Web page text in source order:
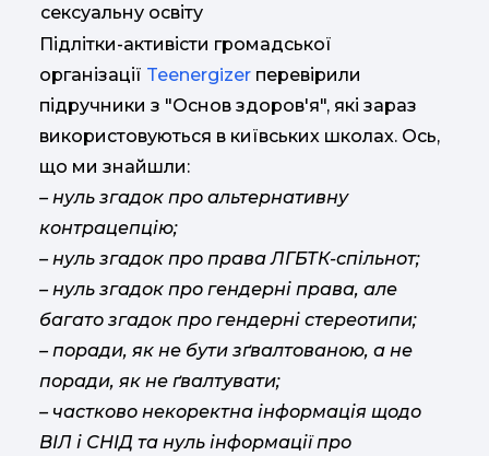
сексуальну освіту
Підлітки-активісти громадської
організації Teenergizer перевірили
підручники з "Основ здоров'я", які зараз
використовуються в київських школах. Ось,
що ми знайшли:
– нуль згадок про альтернативну
контрацепцію;
– нуль згадок про права ЛГБТК-спільнот;
– нуль згадок про гендерні права, але
багато згадок про гендерні стереотипи;
– поради, як не бути зґвалтованою, а не
поради, як не ґвалтувати;
– частково некоректна інформація щодо
ВІЛ і СНІД та нуль інформації про